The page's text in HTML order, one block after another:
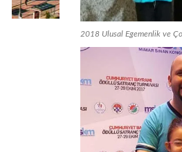
2018 Ulusal Egemenlik ve